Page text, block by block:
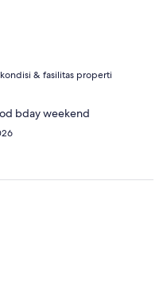
& fasilitas properti
bday weekend